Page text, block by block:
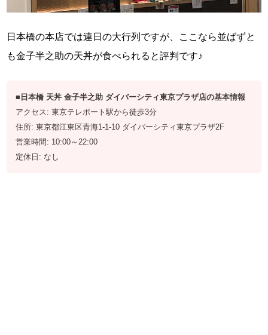
日本橋の本店では連日の大行列ですが、ここなら並ばずと
も金子半之助の天丼が食べられると評判です♪
■日本橋 天丼 金子半之助 ダイバーシティ東京プラザ店の基本情報
アクセス: 東京テレポート駅から徒歩3分
住所: 東京都江東区青海1-1-10 ダイバーシティ東京プラザ2F
営業時間: 10:00～22:00
定休日: なし